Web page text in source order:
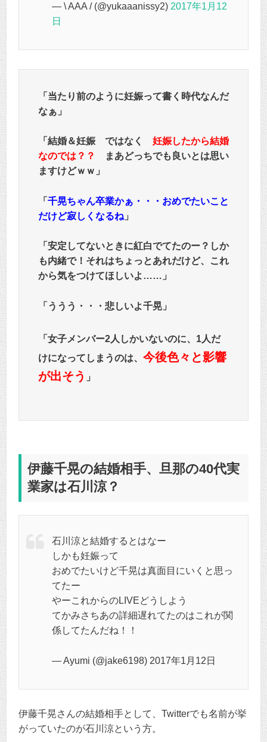
— \ AAA / (@yukaaanissy2) 2017年1月12
日
「 当たり前のように妊娠って書く時代なんだ
なぁ 」
「結婚＆妊娠 ではなく 妊娠したから結婚
なのでは？？
まあどっちでも良いとは思い
ますけどｗｗ」
「 千晃ちゃん卒業かぁ・・・おめでたいこと
だけど寂しくなるね 」
「安定してないときに紅白でてたのー？しか
も内緒で！それはちょっとあれだけど、これ
から気をつけてほしいよ……」
「ううう・・・悲しいよ千晃」
「 女子メンバー2人しかいないのに、1人だ
けになってしまうのは、 今後色々と影響
が出そう 」
伊藤千晃の結婚相手、旦那の40代実
業家は石川涼？
石川涼と結婚するとはなー
しかも妊娠って
おめでたいけど千晃は真面目にいくと思っ
てたー
やーこれからのLIVEどうしよう
てかみさちあの詳細遅れてたのはこれが関
係してたんだね！！
— Ayumi (@jake6198) 2017年1月12日
伊藤千晃さんの結婚相手として、Twitterでも名前が挙
がっていたのが石川涼という方。